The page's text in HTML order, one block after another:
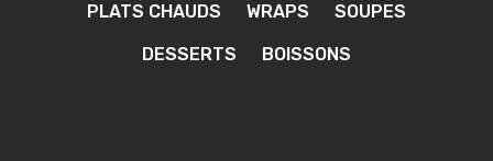
PLATS CHAUDS WRAPS SOUPES
DESSERTS BOISSONS